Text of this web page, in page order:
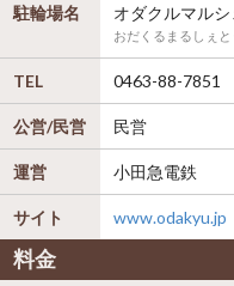
駐輪場名 オダクルマル
おだくるまるしぇ
TEL 0463-88-7851
公営/民営 民営
運営 小田急電鉄
サイト www.odakyu.jp
料金